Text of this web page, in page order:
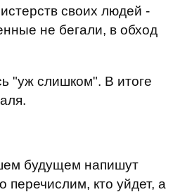
своих людей -
не бегали, в обход
"уж слишком". В итоге
будущем напишут
перечислим, кто уйдет, а